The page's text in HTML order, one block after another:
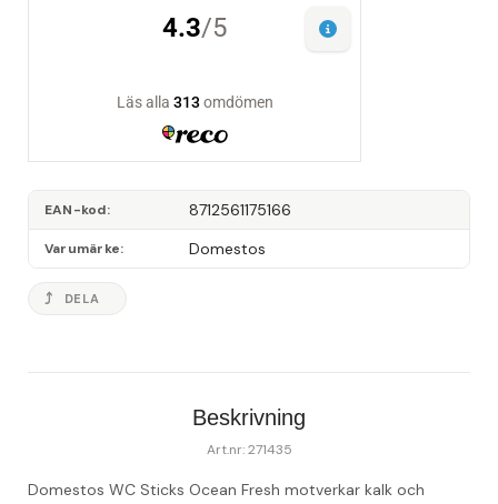
EAN-kod 8712561175166
Varumärke Domestos
DELA
Beskrivning
Art.nr: 271435
Domestos WC Sticks Ocean Fresh motverkar kalk och